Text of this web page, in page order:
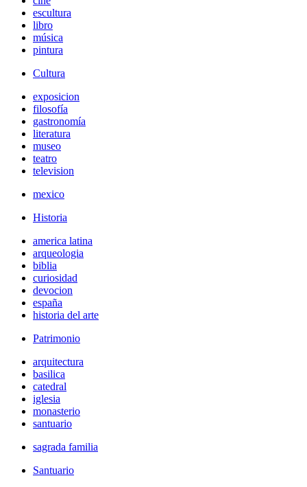
escultura
libro
música
pintura
Cultura
exposicion
filosofía
gastronomía
literatura
museo
teatro
television
mexico
Historia
america latina
arqueologia
biblia
curiosidad
devocion
españa
historia del arte
Patrimonio
arquitectura
basilica
catedral
iglesia
monasterio
santuario
sagrada familia
Santuario